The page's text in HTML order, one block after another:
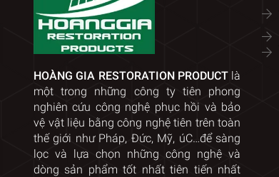
HOÀNG GIA RESTORATION PRODUCTlà
một trong những công ty tiên phong
nghiên cứu công nghệ phục hồi và bảo
vệ vật liệu bằng công nghệ tiên trên toàn
thế giới như Pháp, Đức, Mỹ, úC…để sàng
lọc và lựa chọn những công nghệ và
dòng sản phẩm tốt nhất tiên tiến nhất